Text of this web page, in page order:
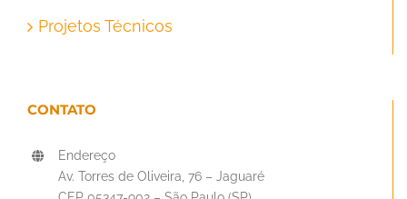
Projetos Técnicos
CONTATO
Endereço
Av. Torres de Oliveira, 76 – Jaguaré